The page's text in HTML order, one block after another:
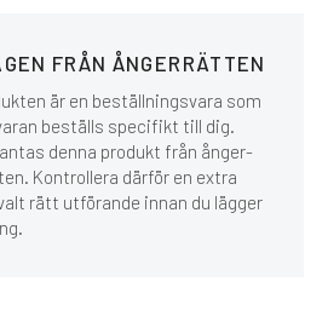
FRÅN ÅNGERRÄTTEN
är en beställningsvara som
beställs specifikt till dig.
denna produkt från ånger-
Kontrollera därför en extra
rätt utförande innan du lägger